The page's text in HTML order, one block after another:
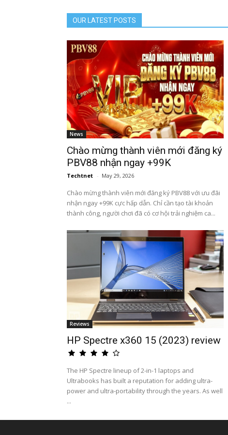
OUR LATEST POSTS
News
Chào mừng thành viên mới đăng ký
PBV88 nhận ngay +99K
Techtnet - May 29, 2026
Chào mừng thành viên mới đăng ký PBV88 với ưu đãi
nhận ngay +99K cực hấp dẫn. Chỉ cần tạo tài khoản
thành công, người chơi đã có cơ hội trải nghiệm ca...
Reviews
HP Spectre x360 15 (2023) review
The HP Spectre lineup of 2-in-1 laptops and
Ultrabooks has built a reputation for adding ultra-
power and ultra-portability through the years. As well
...